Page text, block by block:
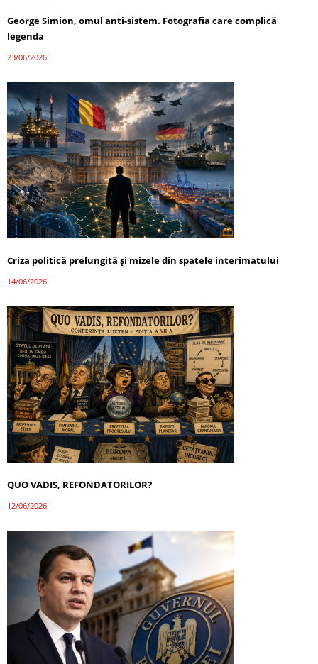
George Simion, omul anti-sistem. Fotografia care complică
legenda
23/06/2026
Criza politică prelungită și mizele din spatele interimatului
14/06/2026
QUO VADIS, REFONDATORILOR?
12/06/2026